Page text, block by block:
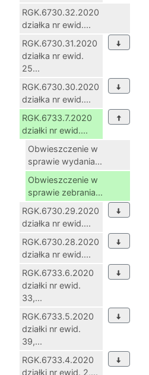
RGK.6730.32.2020
działka nr ewid....
RGK.6730.31.2020
działka nr ewid.
25...
RGK.6730.30.2020
działka nr ewid....
RGK.6733.7.2020
działki nr ewid....
Obwieszczenie w
sprawie wydania...
Obwieszczenie w
sprawie zebrania...
RGK.6730.29.2020
działka nr ewid....
RGK.6730.28.2020
działka nr ewid....
RGK.6733.6.2020
działki nr ewid.
33,...
RGK.6733.5.2020
działki nr ewid.
39,...
RGK.6733.4.2020
działki nr ewid. 2,...